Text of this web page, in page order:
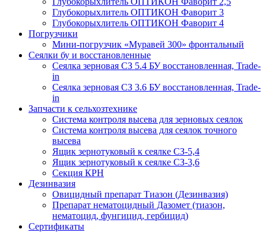
Глубокорыхлитель ОПТИКОН Фаворит 3
Глубокорыхлитель ОПТИКОН Фаворит 4
Погрузчики
Мини-погрузчик «Муравей 300» фронтальный
Сеялки бу и восстановленные
Сеялка зерновая СЗ 5.4 БУ восстановленная, Trade-
in
Сеялка зерновая СЗ 3.6 БУ восстановленная, Trade-
in
Запчасти к сельхозтехнике
Система контроля высева для зерновых сеялок
Система контроля высева для сеялок точного
высева
Ящик зернотуковый к сеялке СЗ-5,4
Ящик зернотуковый к сеялке СЗ-3,6
Секция КРН
Дезинвазия
Овицидный препарат Тиазон (Дезинвазия)
Препарат нематоцидный Дазомет (тиазон,
нематоцид, фунгицид, гербицид)
Сертификаты